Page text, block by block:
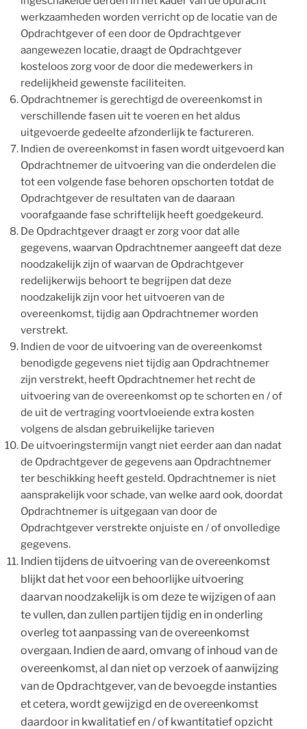
werkzaamheden worden verricht op de locatie van de
Opdrachtgever of een door de Opdrachtgever
aangewezen locatie, draagt de Opdrachtgever
kosteloos zorg voor de door die medewerkers in
redelijkheid gewenste faciliteiten.
Opdrachtnemer is gerechtigd de overeenkomst in
verschillende fasen uit te voeren en het aldus
uitgevoerde gedeelte afzonderlijk te factureren.
Indien de overeenkomst in fasen wordt uitgevoerd kan
Opdrachtnemer de uitvoering van die onderdelen die
tot een volgende fase behoren opschorten totdat de
Opdrachtgever de resultaten van de daaraan
voorafgaande fase schriftelijk heeft goedgekeurd.
De Opdrachtgever draagt er zorg voor dat alle
gegevens, waarvan Opdrachtnemer aangeeft dat deze
noodzakelijk zijn of waarvan de Opdrachtgever
redelijkerwijs behoort te begrijpen dat deze
noodzakelijk zijn voor het uitvoeren van de
overeenkomst, tijdig aan Opdrachtnemer worden
verstrekt.
Indien de voor de uitvoering van de overeenkomst
benodigde gegevens niet tijdig aan Opdrachtnemer
zijn verstrekt, heeft Opdrachtnemer het recht de
uitvoering van de overeenkomst op te schorten en / of
de uit de vertraging voortvloeiende extra kosten
volgens de alsdan gebruikelijke tarieven
De uitvoeringstermijn vangt niet eerder aan dan nadat
de Opdrachtgever de gegevens aan Opdrachtnemer
ter beschikking heeft gesteld. Opdrachtnemer is niet
aansprakelijk voor schade, van welke aard ook, doordat
Opdrachtnemer is uitgegaan van door de
Opdrachtgever verstrekte onjuiste en / of onvolledige
gegevens.
Indien tijdens de uitvoering van de overeenkomst
blijkt dat het voor een behoorlijke uitvoering
daarvan noodzakelijk is om deze te wijzigen of aan
te vullen, dan zullen partijen tijdig en in onderling
overleg tot aanpassing van de overeenkomst
overgaan. Indien de aard, omvang of inhoud van de
overeenkomst, al dan niet op verzoek of aanwijzing
van de Opdrachtgever, van de bevoegde instanties
et cetera, wordt gewijzigd en de overeenkomst
daardoor in kwalitatief en / of kwantitatief opzicht